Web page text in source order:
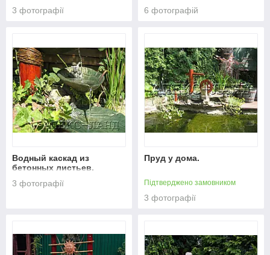
3 фотографії
6 фотографій
Водный каскад из
бетонных листьев.
3 фотографії
Пруд у дома.
Підтверджено замовником
3 фотографії